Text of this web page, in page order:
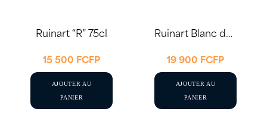
Ruinart “R” 75cl
15 500 FCFP
AJOUTER AU
PANIER
Ruinart Blanc de Blancs 75cl
19 900 FCFP
AJOUTER AU
PANIER